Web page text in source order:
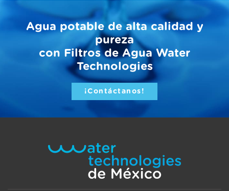
Agua potable de alta calidad y
pureza
con Filtros de Agua Water
Technologies
¡Contáctanos!